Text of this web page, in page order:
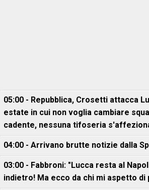
05:00 - Repubblica, Crosetti attacca
estate in cui non voglia cambiare
cadente, nessuna tifoseria
04:00 - Arrivano brutte notizie dalla
03:00 - Fabbroni: "Lucca resta al
indietro! Ma ecco da chi mi aspetto di